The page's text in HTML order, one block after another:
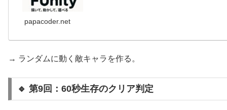
papacoder.net
→ ランダムに動く敵キャラを作る。
🔹 第9回：60秒生存のクリア判定